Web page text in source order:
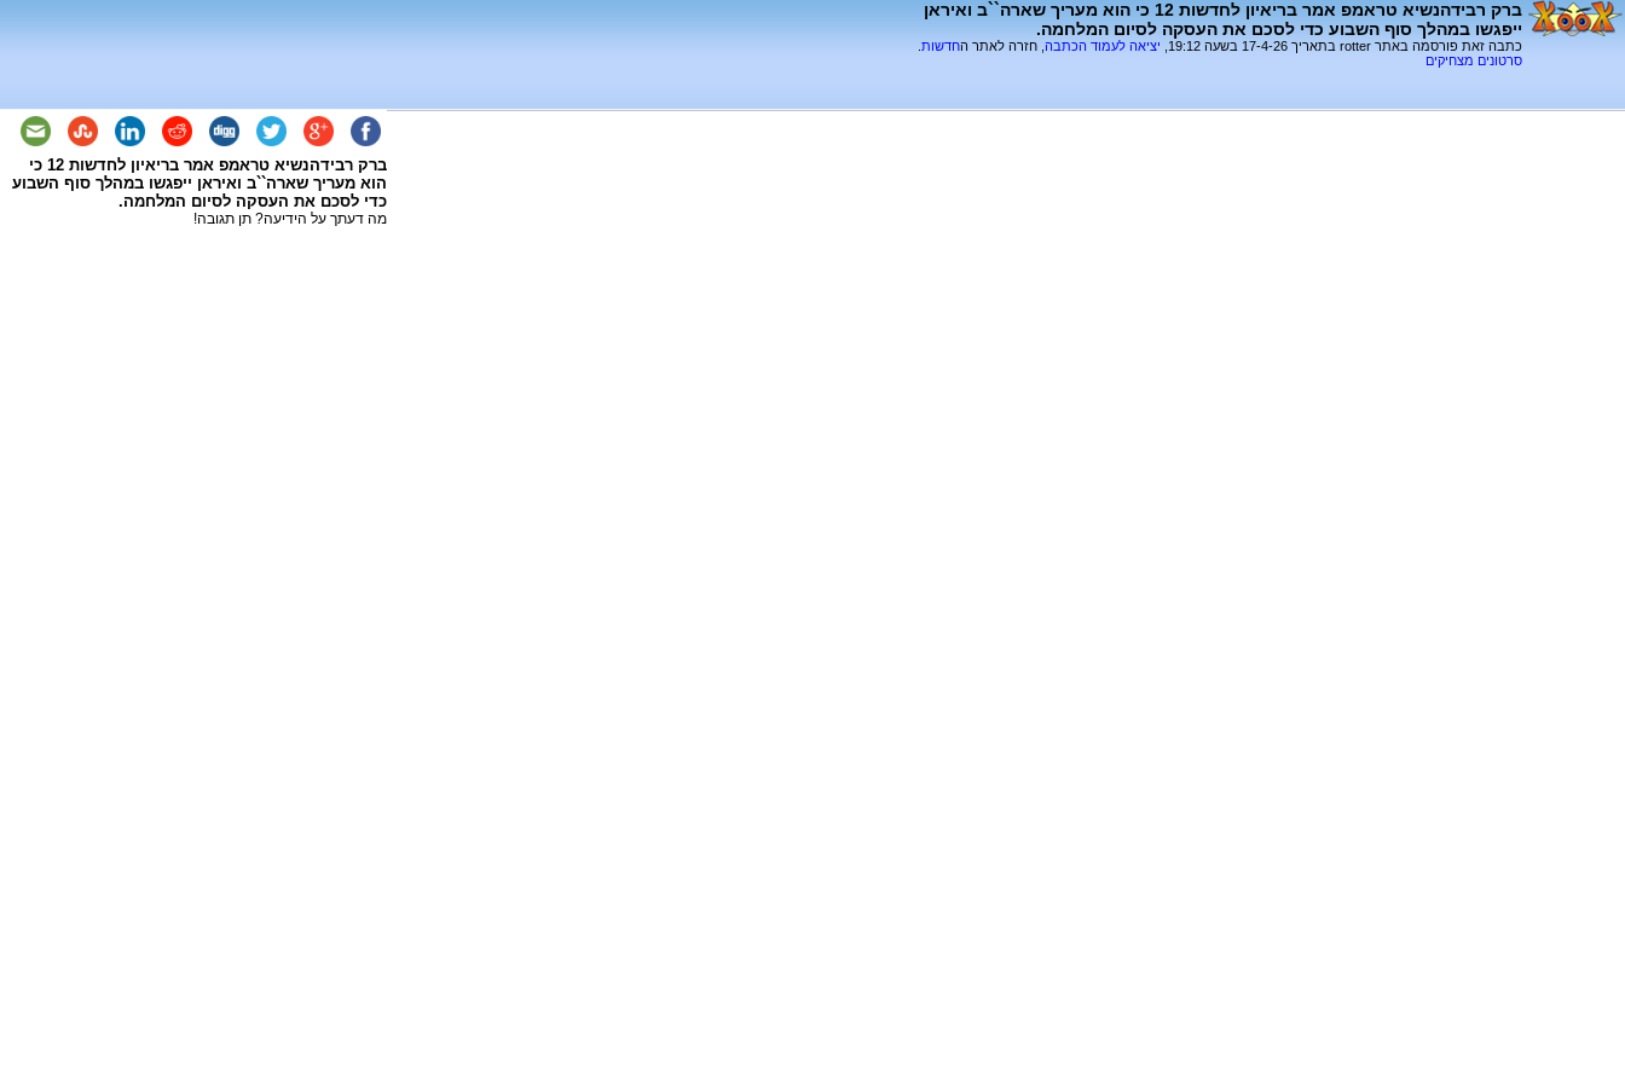
ברק רבידהנשיא טראמפ אמר בריאיון לחדשות 12 כי הוא מעריך שארה``ב ואיראן
ייפגשו במהלך סוף השבוע כדי לסכם את העסקה לסיום המלחמה.
כתבה זאת פורסמה באתר rotter בתאריך 17-4-26 בשעה 19:12, יציאה לעמוד הכתבה , חזרה לאתר החדשות
סרטונים מצחיקים
ברק רבידהנשיא טראמפ אמר בריאיון לחדשות 12 כי
הוא מעריך שארה``ב ואיראן ייפגשו במהלך סוף השבוע
כדי לסכם את העסקה לסיום המלחמה.
מה דעתך על הידיעה? תן תגובה!